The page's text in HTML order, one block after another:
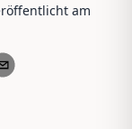
am